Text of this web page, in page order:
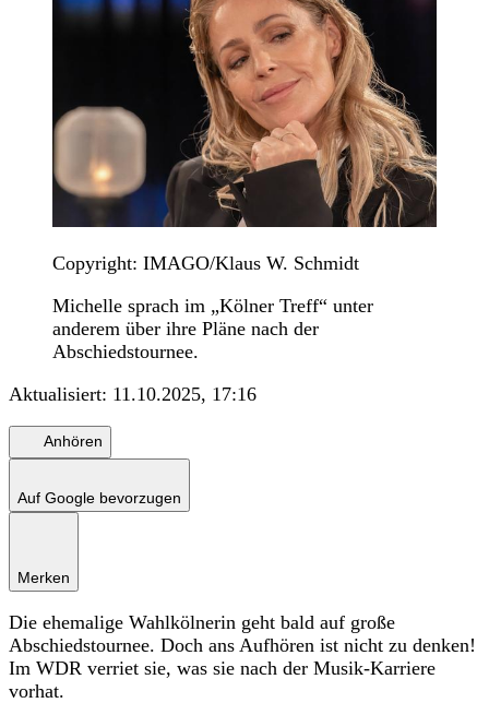
Copyright: IMAGO/Klaus W. Schmidt
Michelle sprach im „Kölner Treff“ unter
anderem über ihre Pläne nach der
Abschiedstournee.
Aktualisiert: 11.10.2025, 17:16
Anhören
Auf Google bevorzugen
Merken
Die ehemalige Wahlkölnerin geht bald auf große
Abschiedstournee. Doch ans Aufhören ist nicht zu denken!
Im WDR verriet sie, was sie nach der Musik-Karriere
vorhat.